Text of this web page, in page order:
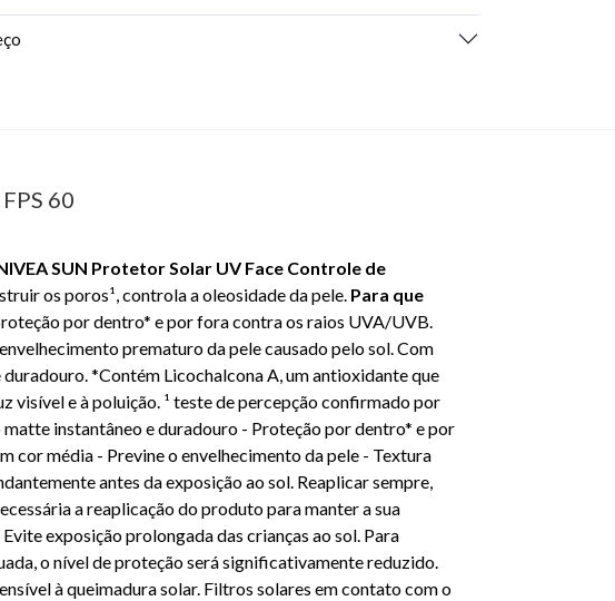
60
SUN Protetor Solar UV Face Controle de
os poros¹, controla a oleosidade da pele. Para que
por dentro* e por fora contra os raios UVA/UVB.
prematuro da pele causado pelo sol. Com
*Contém Licochalcona A, um antioxidante que
visível e à poluição. ¹ teste de percepção confirmado por
instantâneo e duradouro - Proteção por dentro* e por
média - Previne o envelhecimento da pele - Textura
antes da exposição ao sol. Reaplicar sempre,
a reaplicação do produto para manter a sua
exposição prolongada das crianças ao sol. Para
o nível de proteção será significativamente reduzido.
à queimadura solar. Filtros solares em contato com o